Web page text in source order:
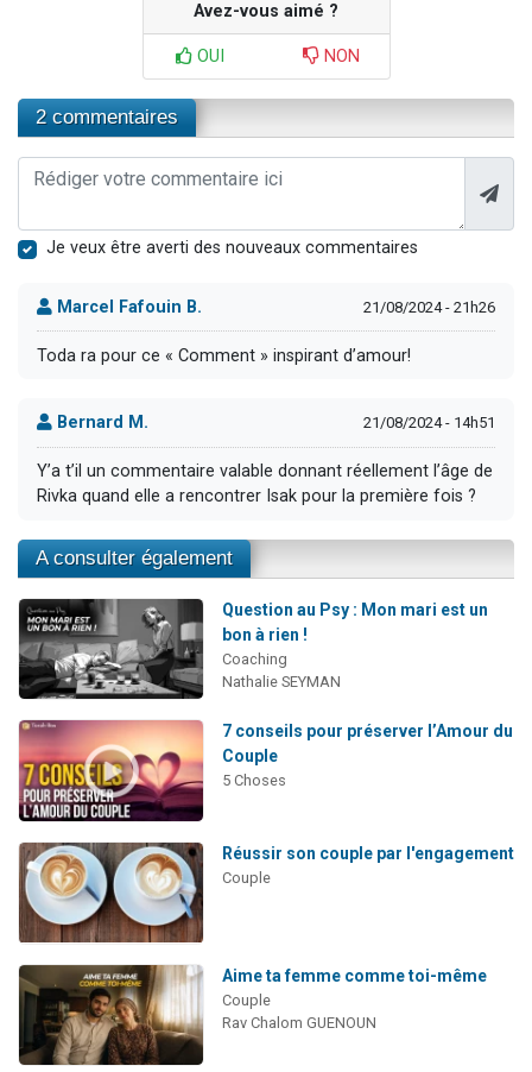
Avez-vous aimé ?
OUI NON
2 commentaires
Je veux être averti des nouveaux commentaires
Marcel Fafouin B. 21/08/2024 - 21h26
Toda ra pour ce « Comment » inspirant d’amour!
Bernard M. 21/08/2024 - 14h51
Y’a t’il un commentaire valable donnant réellement l’âge de
Rivka quand elle a rencontrer Isak pour la première fois ?
A consulter également
Question au Psy : Mon mari est un
bon à rien !
Coaching
Nathalie SEYMAN
7 conseils pour préserver l’Amour du
Couple
5 Choses
Réussir son couple par l'engagement
Couple
Aime ta femme comme toi-même
Couple
Rav Chalom GUENOUN